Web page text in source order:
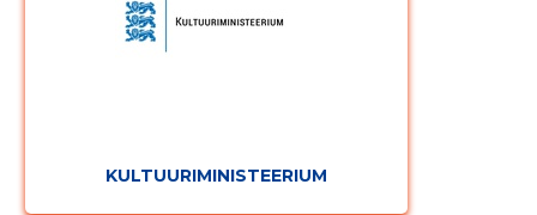
KULTUURIMINISTEERIUM